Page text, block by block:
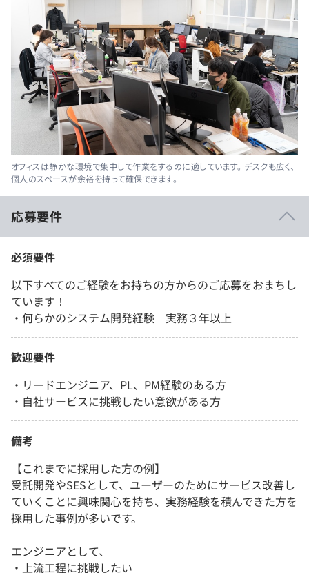
オフィスは静かな環境で集中して作業をするのに適しています。 デスクも広く、
個人のスペースが余裕を持って確保できます。
応募要件
必須要件
以下すべてのご経験をお持ちの方からのご応募をおまちし
ています！
・何らかのシステム開発経験 実務３年以上
歓迎要件
・リードエンジニア、PL、PM経験のある方
・自社サービスに挑戦したい意欲がある方
備考
【これまでに採用した方の例】
受託開発やSESとして、ユーザーのためにサービス改善し
ていくことに興味関心を持ち、実務経験を積んできた方を
採用した事例が多いです。
エンジニアとして、
・上流工程に挑戦したい